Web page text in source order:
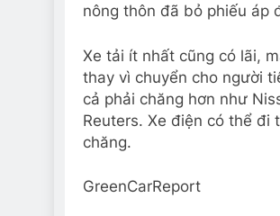
nông thôn đã bỏ phiếu áp
Xe tải ít nhất cũng có lãi,
thay vì chuyển cho người
cả phải chăng hơn như
Reuters. Xe điện có thể đi
chăng.
GreenCarReport